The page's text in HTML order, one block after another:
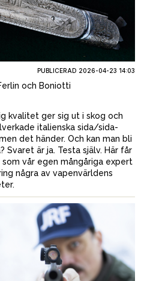
PUBLICERAD 2026-04-23 14:03
och Boniotti
kvalitet ger sig ut i skog och
italienska sida/sida-
det händer. Och kan man bli
Svaret är ja. Testa själv. Här får
vår egen mångåriga expert
några av vapenvärldens